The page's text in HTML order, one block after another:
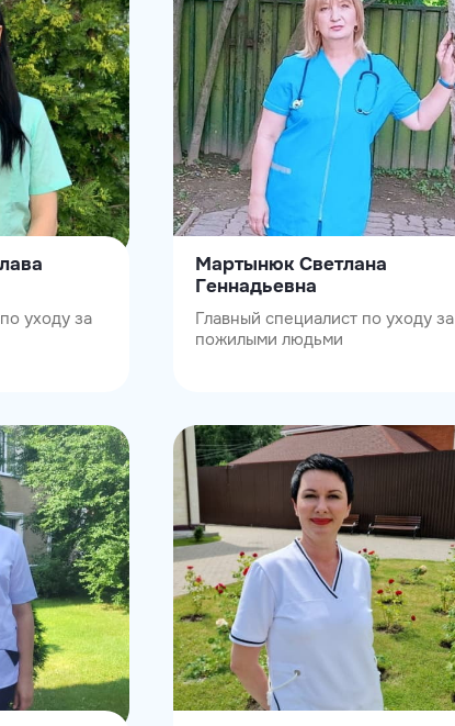
уходу за
Мартынюк Светлана
Геннадьевна
Главный специалист по уходу за
пожилыми людьми